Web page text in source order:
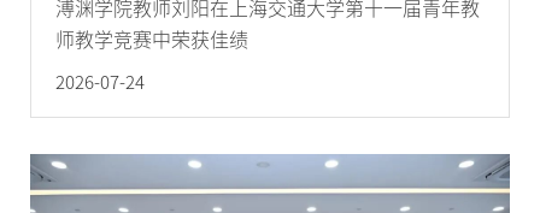
溥渊学院教师刘阳在上海交通大学第十一届青年教
师教学竞赛中荣获佳绩
2026-07-24